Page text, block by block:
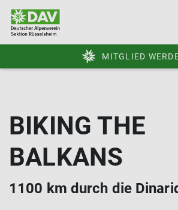
MITGLIED
BIKING THE
BALKANS
1100 km durch die